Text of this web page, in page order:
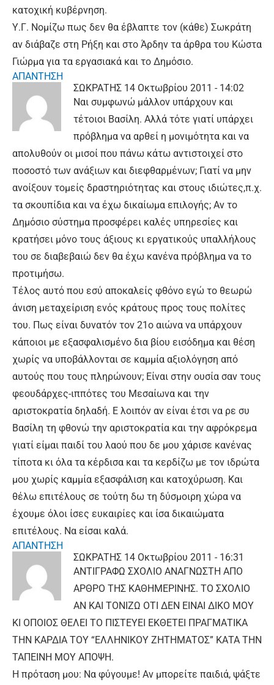
κατοχική κυβέρνηση.
Υ.Γ. Νομίζω πως δεν θα έβλαπτε τον (κάθε) Σωκράτη
αν διάβαζε στη Ρήξη και στο Άρδην τα άρθρα του Κώστα
Γιώρμα για τα εργασιακά και το Δημόσιο.
ΑΠΑΝΤΗΣΗ
ΣΩΚΡΑΤΗΣ 14 Οκτωβρίου 2011 - 14:02
Ναι συμφωνώ μάλλον υπάρχουν και
τέτοιοι Βασίλη. Αλλά τότε γιατί υπάρχει
πρόβλημα να αρθεί η μονιμότητα και να
απολυθούν οι μισοί που πάνω κάτω αντιστοιχεί στο
ποσοστό των ανάξιων και διεφθαρμένων; Γιατί να μην
ανοίξουν τομείς δραστηριότητας και στους ιδιώτες,π.χ.
τα σκουπίδια και να έχω δικαίωμα επιλογής; Αν το
Δημόσιο σύστημα προσφέρει καλές υπηρεσίες και
κρατήσει μόνο τους άξιους κι εργατικούς υπαλλήλους
του σε διαβεβαιώ δεν θα έχω κανένα πρόβλημα να το
προτιμήσω.
Τέλος αυτό που εσύ αποκαλείς φθόνο εγώ το θεωρώ
άνιση μεταχείριση ενός κράτους προς τους πολίτες
του. Πως είναι δυνατόν τον 21ο αιώνα να υπάρχουν
κάποιοι με εξασφαλισμένο δια βίου εισόδημα και θέση
χωρίς να υποβάλλονται σε καμμία αξιολόγηση από
αυτούς που τους πληρώνουν; Είναι στην ουσία σαν τους
φεουδάρχες-ιππότες του Μεσαίωνα και την
αριστοκρατία δηλαδή. Ε λοιπόν αν είναι έτσι να ρε συ
Βασίλη τη φθονώ την αριστοκρατία και την αφρόκρεμα
γιατί είμαι παιδί του λαού που δε μου χάρισε κανένας
τίποτα κι όλα τα κέρδισα και τα κερδίζω με τον ιδρώτα
μου χωρίς καμμία εξασφάλιση και κατοχύρωση. Και
θέλω επιτέλους σε τούτη δω τη δύσμοιρη χώρα να
έχουμε όλοι ίσες ευκαιρίες και ίσα δικαιώματα
επιτέλους. Να είσαι καλά.
ΑΠΑΝΤΗΣΗ
ΣΩΚΡΑΤΗΣ 14 Οκτωβρίου 2011 - 16:31
ΑΝΤΙΓΡΑΦΩ ΣΧΟΛΙΟ ΑΝΑΓΝΩΣΤΗ ΑΠΟ
ΑΡΘΡΟ ΤΗΣ ΚΑΘΗΜΕΡΙΝΗΣ. ΤΟ ΣΧΟΛΙΟ
ΑΝ ΚΑΙ ΤΟΝΙΖΩ ΟΤΙ ΔΕΝ ΕΙΝΑΙ ΔΙΚΟ ΜΟΥ
ΚΙ ΟΠΟΙΟΣ ΘΕΛΕΙ ΤΟ ΠΙΣΤΕΥΕΙ ΕΚΘΕΤΕΙ ΠΡΑΓΜΑΤΙΚΑ
ΤΗΝ ΚΑΡΔΙΑ ΤΟΥ “ΕΛΛΗΝΙΚΟΥ ΖΗΤΗΜΑΤΟΣ” ΚΑΤΑ ΤΗΝ
ΤΑΠΕΙΝΗ ΜΟΥ ΑΠΟΨΗ.
Η πρόταση μου: Να φύγουμε! Αν μπορείτε παιδιά, ψάξτε